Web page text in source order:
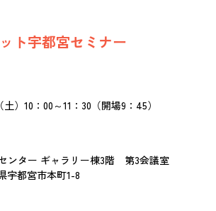
ト宇都宮セミナー
）10：00～11：30（開場9：45）
ンター ギャラリー棟3階 第3会議室
宇都宮市本町1-8